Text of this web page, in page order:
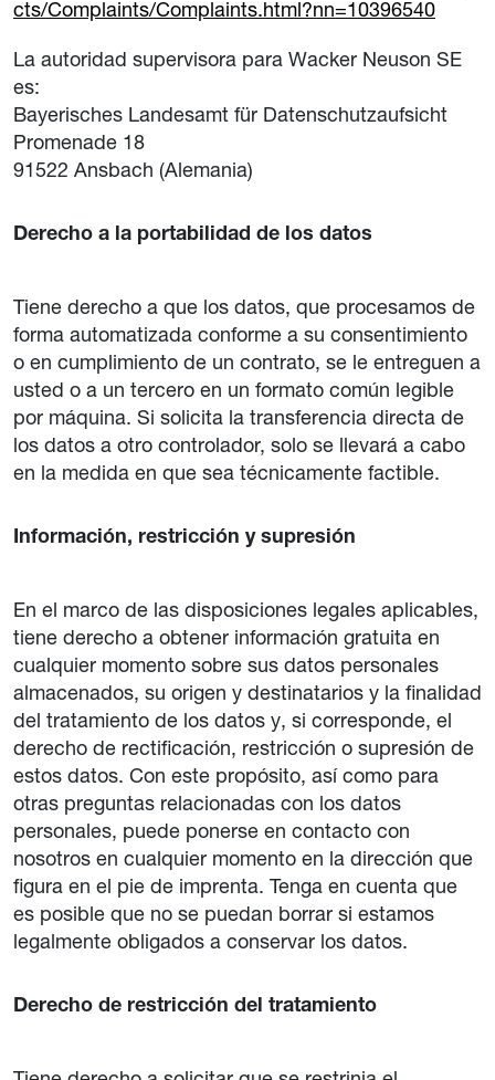
cts/Complaints/Complaints.html?nn=10396540
La autoridad supervisora para Wacker Neuson SE
es:
Bayerisches Landesamt für Datenschutzaufsicht
Promenade 18
91522 Ansbach (Alemania)
Derecho a la portabilidad de los datos
Tiene derecho a que los datos, que procesamos de
forma automatizada conforme a su consentimiento
o en cumplimiento de un contrato, se le entreguen a
usted o a un tercero en un formato común legible
por máquina. Si solicita la transferencia directa de
los datos a otro controlador, solo se llevará a cabo
en la medida en que sea técnicamente factible.
Información, restricción y supresión
En el marco de las disposiciones legales aplicables,
tiene derecho a obtener información gratuita en
cualquier momento sobre sus datos personales
almacenados, su origen y destinatarios y la finalidad
del tratamiento de los datos y, si corresponde, el
derecho de rectificación, restricción o supresión de
estos datos. Con este propósito, así como para
otras preguntas relacionadas con los datos
personales, puede ponerse en contacto con
nosotros en cualquier momento en la dirección que
figura en el pie de imprenta. Tenga en cuenta que
es posible que no se puedan borrar si estamos
legalmente obligados a conservar los datos.
Derecho de restricción del tratamiento